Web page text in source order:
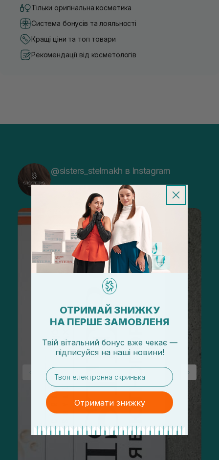
Тільки оригінальна косметика
Система бонусів та лояльності
Кращі ціни та топ товари
Рекомендації від косметологів
@sisters_stelmakh в Instagram
ОТРИМАЙ ЗНИЖКУ
НА ПЕРШЕ ЗАМОВЛЕНЯ
Твій вітальний бонус вже чекає —
підписуйся на наші новини!
email
Отримати знижку